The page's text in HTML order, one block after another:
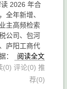
2026 年合
全年新增、
主高频检索
公司、包河
庐阳工商代
：
阅读全文
(0) 评论(0) 推
荐(0)